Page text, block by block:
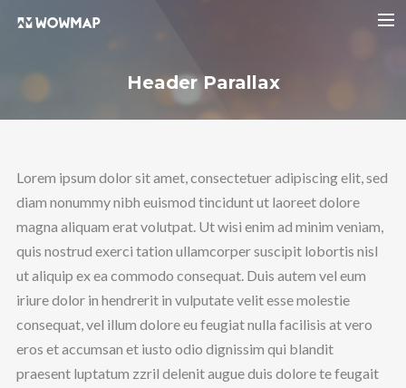
HOME
料金プラン
ブログ
お問い合わせ
Header Parallax
Lorem ipsum dolor sit amet, consectetuer adipiscing elit, sed
diam nonummy nibh euismod tincidunt ut laoreet dolore
magna aliquam erat volutpat. Ut wisi enim ad minim veniam,
quis nostrud exerci tation ullamcorper suscipit lobortis nisl
ut aliquip ex ea commodo consequat. Duis autem vel eum
iriure dolor in hendrerit in vulputate velit esse molestie
consequat, vel illum dolore eu feugiat nulla facilisis at vero
eros et accumsan et iusto odio dignissim qui blandit
praesent luptatum zzril delenit augue duis dolore te feugait